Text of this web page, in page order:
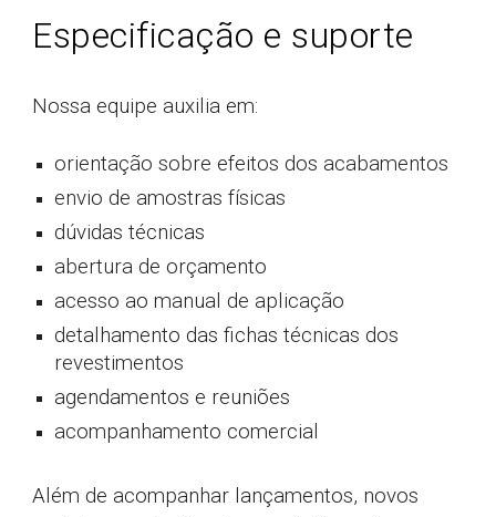
Especificação e suporte
Nossa equipe auxilia em:
orientação sobre efeitos dos acabamentos
envio de amostras físicas
dúvidas técnicas
abertura de orçamento
acesso ao manual de aplicação
detalhamento das fichas técnicas dos
revestimentos
agendamentos e reuniões
acompanhamento comercial
Além de acompanhar lançamentos, novos